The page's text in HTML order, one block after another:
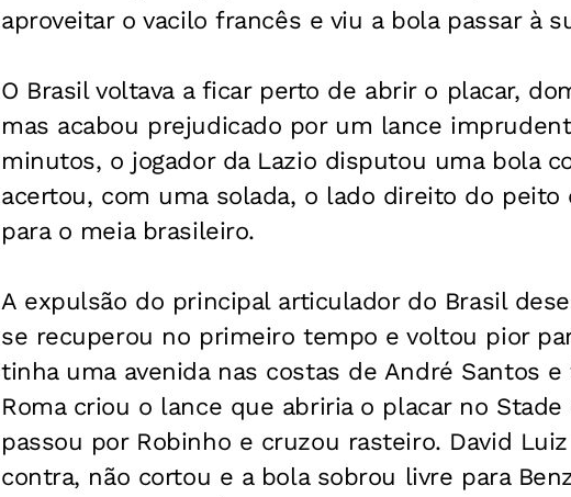
aproveitar o vacilo francês e viu a bola passar à
O Brasil voltava a ficar perto de abrir o placar,
mas acabou prejudicado por um lance
minutos, o jogador da Lazio disputou uma bola
acertou, com uma solada, o lado direito do
para o meia brasileiro.
A expulsão do principal articulador do Brasil
se recuperou no primeiro tempo e voltou pior
tinha uma avenida nas costas de André Santos
Roma criou o lance que abriria o placar no
passou por Robinho e cruzou rasteiro. David
contra, não cortou e a bola sobrou livre para